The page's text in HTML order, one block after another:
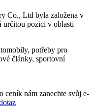
Co., Ltd byla založena v
určitou pozici v oblasti
potřeby pro
články, sportovní
ceník nám zanechte svůj e-